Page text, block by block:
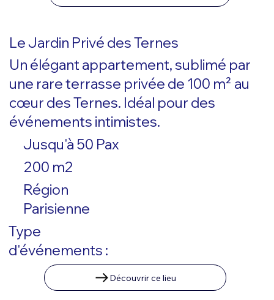
Le Jardin Privé des Ternes
Un élégant appartement, sublimé par
une rare terrasse privée de 100 m² au
cœur des Ternes. Idéal pour des
événements intimistes.
Jusqu'à 50 Pax
200 m2
Région
Parisienne
Type
d'événements :
Découvrir ce lieu